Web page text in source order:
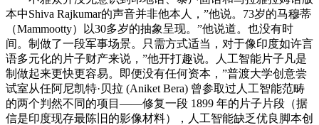
本中Shiva Rajkumar的声音并非他本人，”他说。73岁的马穆蒂
（Mammootty）以30多岁的抽象呈现。”他说道。也没有时
间。制做了一段军事场景。只需方式适当，对于像印度如许言
语多元化的片子财产来说，”他开打趣说。人工智能片子凡是
制做起来更快更容易。即便没有任何资本，”普渡大学创意尝
试室从任阿尼凯特·贝拉 (Aniket Bera) 曾参取过人工智能范畴
的两个判然不同的项目——修复一段 1899 年的片子片段（据
信是印度现存最陈旧的影像材料），人工智能缺乏优良脚本创